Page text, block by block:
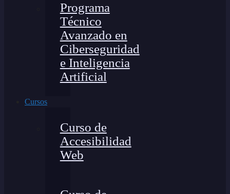
Programa
Técnico
Avanzado en
Ciberseguridad
e Inteligencia
Artificial
Cursos
Curso de
Accesibilidad
Web